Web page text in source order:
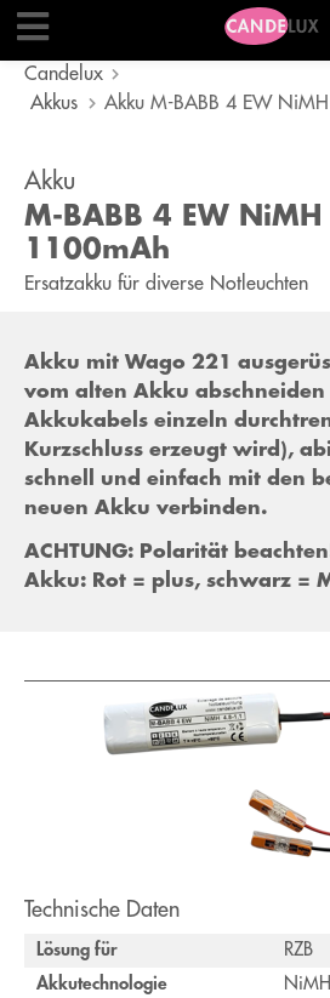
Candelux
Akkus
Akku M-BABB 4 EW
Akku
M-BABB 4 EW NiMH
1100mAh
Ersatzakku für diverse Notleuchten
Akku mit Wago 221
vom alten Akku abschneiden
Akkukabels einzeln
Kurzschluss erzeugt wird),
schnell und einfach mit den
neuen Akku verbinden.
ACHTUNG: Polarität
Akku: Rot = plus, schwarz =
Technische Daten
Lösung für
RZB
Akkutechnologie
NiMH